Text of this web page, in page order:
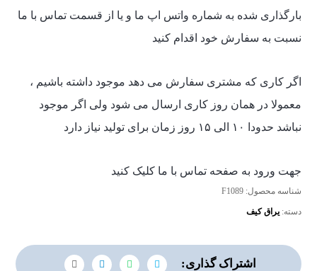
بارگذاری شده به شماره واتس اپ ما و یا از قسمت تماس با ما
نسبت به سفارش خود اقدام کنید
اگر کاری که مشتری سفارش می دهد موجود داشته باشیم ،
معمولا در همان روز کاری ارسال می شود ولی اگر موجود
نباشد حدودا ۱۰ الی ۱۵ روز زمان برای تولید نیاز دارد
جهت ورود به صفحه تماس با ما کلیک کنید
شناسه محصول:F1089
دسته:یراق کیف